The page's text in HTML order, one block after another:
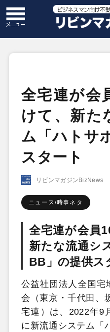
全宅連が会
けて、新た
ム「ハトサ
スタート
リビンマガジンBizNews
ニュース/時事ネタ
全宅連が会員
新たな流通シ
BB」の提供ス
公益社団法人全国宅
会（東京・千代田、
宅連）は、2022年9
に新流通システム「